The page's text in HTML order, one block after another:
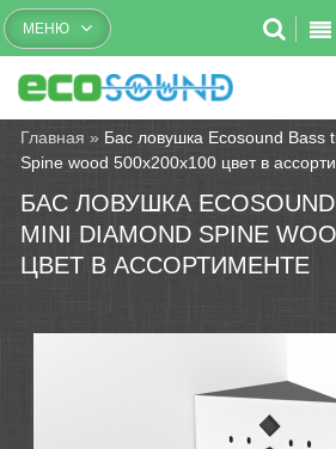
Бесплатный
МЕНЮ
Главная » Бас ловушка Ecosound Bass
Spine wood 500x200x100 цвет в
БАС ЛОВУШКА ECOSOUND
MINI DIAMOND SPINE
ЦВЕТ В АССОРТИМЕНТЕ